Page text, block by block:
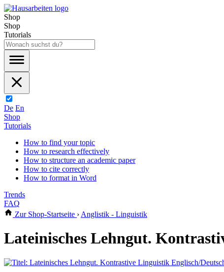
Shop
Shop
Tutorials
De En
Shop
Tutorials
How to find your topic
How to research effectively
How to structure an academic paper
How to cite correctly
How to format in Word
Trends
FAQ
Zur Shop-Startseite › Anglistik - Linguistik
Lateinisches Lehngut.